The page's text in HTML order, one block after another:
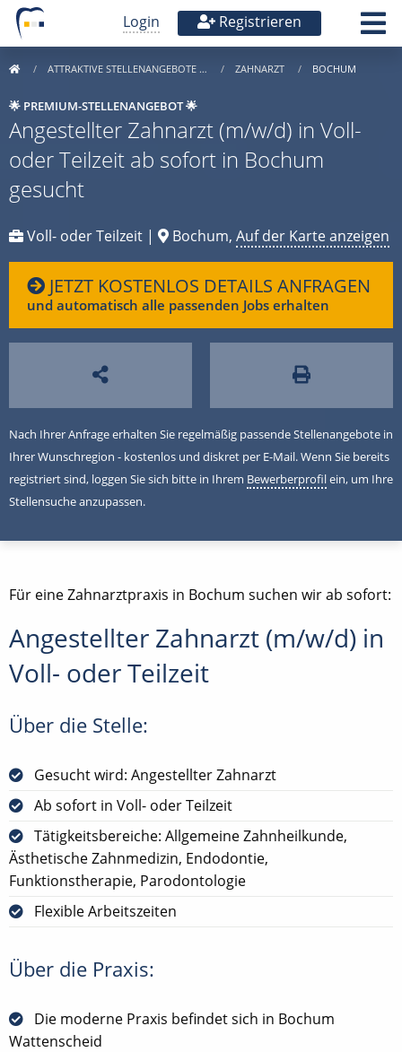
Login Registrieren
ATTRAKTIVE STELLENANGEBOTE … ZAHNARZT BOCHUM
🌟 PREMIUM-STELLENANGEBOT 🌟
Angestellter Zahnarzt (m/w/d) in Voll-
oder Teilzeit ab sofort in Bochum
gesucht
Voll- oder Teilzeit | Bochum, Auf der Karte anzeigen
JETZT KOSTENLOS DETAILS ANFRAGEN
und automatisch alle passenden Jobs erhalten
Nach Ihrer Anfrage erhalten Sie regelmäßig passende Stellenangebote in
Ihrer Wunschregion - kostenlos und diskret per E-Mail. Wenn Sie bereits
registriert sind, loggen Sie sich bitte in Ihrem Bewerberprofilein, um Ihre
Stellensuche anzupassen.
Für eine Zahnarztpraxis in Bochum suchen wir ab sofort:
Angestellter Zahnarzt (m/w/d) in
Voll- oder Teilzeit
Über die Stelle:
Gesucht wird: Angestellter Zahnarzt
Ab sofort in Voll- oder Teilzeit
Tätigkeitsbereiche: Allgemeine Zahnheilkunde,
Ästhetische Zahnmedizin, Endodontie,
Funktionstherapie, Parodontologie
Flexible Arbeitszeiten
Über die Praxis:
Die moderne Praxis befindet sich in Bochum
Wattenscheid